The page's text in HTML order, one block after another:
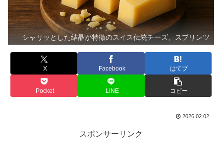
シャリッとした結晶が特徴のスイス伝統チーズ、スプリンツ
X Facebook はてブ
Pocket LINE コピー
2026.02.02
スポンサーリンク